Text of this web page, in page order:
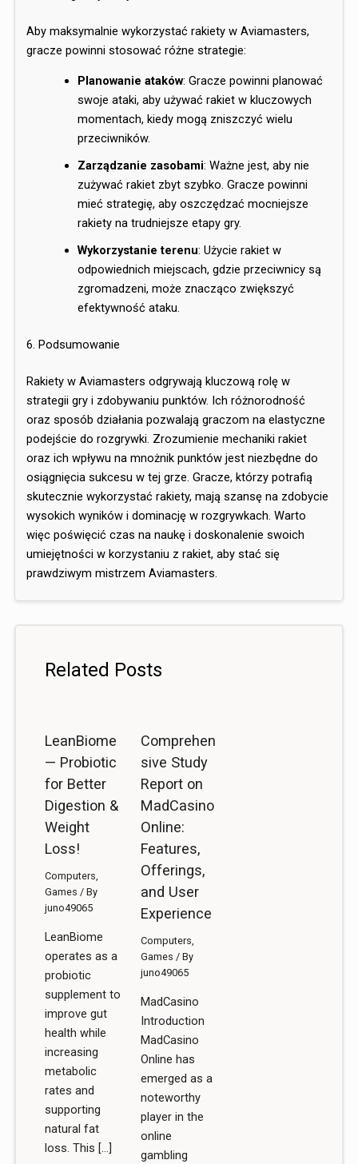
Aby maksymalnie wykorzystać rakiety w Aviamasters,
gracze powinni stosować różne strategie:
Planowanie ataków: Gracze powinni planować
swoje ataki, aby używać rakiet w kluczowych
momentach, kiedy mogą zniszczyć wielu
przeciwników.
Zarządzanie zasobami: Ważne jest, aby nie
zużywać rakiet zbyt szybko. Gracze powinni
mieć strategię, aby oszczędzać mocniejsze
rakiety na trudniejsze etapy gry.
Wykorzystanie terenu: Użycie rakiet w
odpowiednich miejscach, gdzie przeciwnicy są
zgromadzeni, może znacząco zwiększyć
efektywność ataku.
6. Podsumowanie
Rakiety w Aviamasters odgrywają kluczową rolę w
strategii gry i zdobywaniu punktów. Ich różnorodność
oraz sposób działania pozwalają graczom na elastyczne
podejście do rozgrywki. Zrozumienie mechaniki rakiet
oraz ich wpływu na mnożnik punktów jest niezbędne do
osiągnięcia sukcesu w tej grze. Gracze, którzy potrafią
skutecznie wykorzystać rakiety, mają szansę na zdobycie
wysokich wyników i dominację w rozgrywkach. Warto
więc poświęcić czas na naukę i doskonalenie swoich
umiejętności w korzystaniu z rakiet, aby stać się
prawdziwym mistrzem Aviamasters.
Related Posts
LeanBiome
— Probiotic
for Better
Digestion &
Weight
Loss!
Computers,
Games / By
juno49065
LeanBiome
operates as a
probiotic
supplement to
improve gut
health while
increasing
metabolic
rates and
supporting
natural fat
loss. This […]
Comprehen
sive Study
Report on
MadCasino
Online:
Features,
Offerings,
and User
Experience
Computers,
Games / By
juno49065
MadCasino
Introduction
MadCasino
Online has
emerged as a
noteworthy
player in the
online
gambling